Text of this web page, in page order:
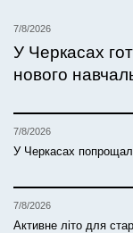
7/8/2026
У Черкасах
нового
7/8/2026
У Черкасах
7/8/2026
Активне літо для